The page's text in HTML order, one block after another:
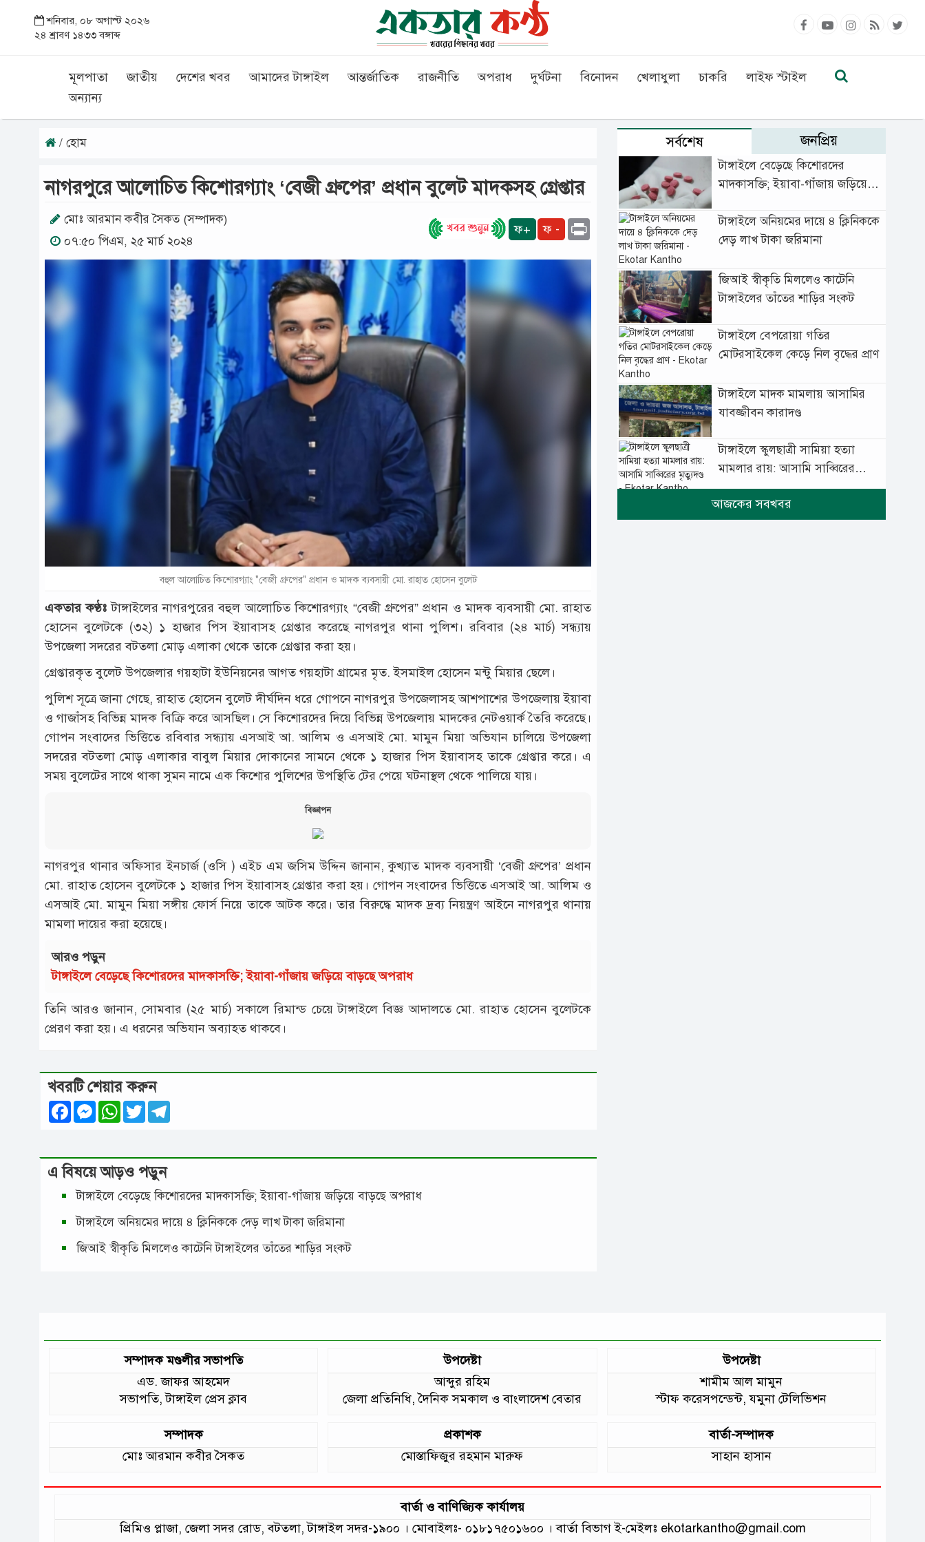
শনিবার, ০৮ অগাস্ট ২০২৬
২৪ শ্রাবণ ১৪৩৩ বঙ্গাব্দ
মূলপাতা জাতীয় দেশের খবর আমাদের টাঙ্গাইল আন্তর্জাতিক রাজনীতি অপরাধ দুর্ঘটনা বিনোদন খেলাধুলা চাকরি
লাইফ স্টাইল
অন্যান্য
/ হোম
নাগরপুরে আলোচিত কিশোরগ্যাং ‘বেজী গ্রুপের’ প্রধান বুলেট মাদকসহ গ্রেপ্তার
মোঃ আরমান কবীর সৈকত (সম্পাদক)
০৭:৫০ পিএম, ২৫ মার্চ ২০২৪
ফ+ ফ - Print
বহুল আলোচিত কিশোরগ্যাং "বেজী গ্রুপের" প্রধান ও মাদক ব্যবসায়ী মো. রাহাত হোসেন বুলেট
একতার কণ্ঠঃ টাঙ্গাইলের নাগরপুরের বহুল আলোচিত কিশোরগ্যাং “বেজী গ্রুপের” প্রধান ও মাদক ব্যবসায়ী মো. রাহাত
হোসেন বুলেটকে (৩২) ১ হাজার পিস ইয়াবাসহ গ্রেপ্তার করেছে নাগরপুর থানা পুলিশ। রবিবার (২৪ মার্চ) সন্ধ্যায়
উপজেলা সদরের বটতলা মোড় এলাকা থেকে তাকে গ্রেপ্তার করা হয়।
গ্রেপ্তারকৃত বুলেট উপজেলার গয়হাটা ইউনিয়নের আগত গয়হাটা গ্রামের মৃত. ইসমাইল হোসেন মন্টু মিয়ার ছেলে।
পুলিশ সূত্রে জানা গেছে, রাহাত হোসেন বুলেট দীর্ঘদিন ধরে গোপনে নাগরপুর উপজেলাসহ আশপাশের উপজেলায় ইয়াবা
ও গাজাঁসহ বিভিন্ন মাদক বিক্রি করে আসছিল। সে কিশোরদের দিয়ে বিভিন্ন উপজেলায় মাদকের নেটওয়ার্ক তৈরি করেছে।
গোপন সংবাদের ভিত্তিতে রবিবার সন্ধ্যায় এসআই আ. আলিম ও এসআই মো. মামুন মিয়া অভিযান চালিয়ে উপজেলা
সদরের বটতলা মোড় এলাকার বাবুল মিয়ার দোকানের সামনে থেকে ১ হাজার পিস ইয়াবাসহ তাকে গ্রেপ্তার করে। এ
সময় বুলেটের সাথে থাকা সুমন নামে এক কিশোর পুলিশের উপস্থিতি টের পেয়ে ঘটনাস্থল থেকে পালিয়ে যায়।
বিজ্ঞাপন
নাগরপুর থানার অফিসার ইনচার্জ (ওসি ) এইচ এম জসিম উদ্দিন জানান, কুখ্যাত মাদক ব্যবসায়ী ‘বেজী গ্রুপের’ প্রধান
মো. রাহাত হোসেন বুলেটকে ১ হাজার পিস ইয়াবাসহ গ্রেপ্তার করা হয়। গোপন সংবাদের ভিত্তিতে এসআই আ. আলিম ও
এসআই মো. মামুন মিয়া সঙ্গীয় ফোর্স নিয়ে তাকে আটক করে। তার বিরুদ্ধে মাদক দ্রব্য নিয়ন্ত্রণ আইনে নাগরপুর থানায়
মামলা দায়ের করা হয়েছে।
আরও পড়ুন
টাঙ্গাইলে বেড়েছে কিশোরদের মাদকাসক্তি; ইয়াবা-গাঁজায় জড়িয়ে বাড়ছে অপরাধ
তিনি আরও জানান, সোমবার (২৫ মার্চ) সকালে রিমান্ড চেয়ে টাঙ্গাইলে বিজ্ঞ আদালতে মো. রাহাত হোসেন বুলেটকে
প্রেরণ করা হয়। এ ধরনের অভিযান অব্যাহত থাকবে।
খবরটি শেয়ার করুন
FacebookMessenger
WhatsApp
Twitter
এ বিষয়ে আড়ও পড়ুন
টাঙ্গাইলে বেড়েছে কিশোরদের মাদকাসক্তি; ইয়াবা-গাঁজায় জড়িয়ে বাড়ছে অপরাধ
টাঙ্গাইলে অনিয়মের দায়ে ৪ ক্লিনিককে দেড় লাখ টাকা জরিমানা
জিআই স্বীকৃতি মিললেও কাটেনি টাঙ্গাইলের তাঁতের শাড়ির সংকট
সর্বশেষ জনপ্রিয়
টাঙ্গাইলে বেড়েছে কিশোরদের
মাদকাসক্তি; ইয়াবা-গাঁজায় জড়িয়ে
টাঙ্গাইলে অনিয়মের দায়ে ৪ ক্লিনিককে
দেড় লাখ টাকা জরিমানা
জিআই স্বীকৃতি মিললেও কাটেনি
টাঙ্গাইলের তাঁতের শাড়ির সংকট
টাঙ্গাইলে বেপরোয়া গতির
মোটরসাইকেল কেড়ে নিল বৃদ্ধের প্রাণ
টাঙ্গাইলে মাদক মামলায় আসামির
যাবজ্জীবন কারাদণ্ড
টাঙ্গাইলে স্কুলছাত্রী সামিয়া হত্যা
মামলার রায়: আসামি সাব্বিরের
মৃত্যুদণ্ড
টানা বৃষ্টিতে টাঙ্গাইলে বিপর্যস্ত
সম্পাদক মণ্ডলীর সভাপতি
এড. জাফর আহমেদ
সভাপতি, টাঙ্গাইল প্রেস ক্লাব
উপদেষ্টা
আব্দুর রহিম
জেলা প্রতিনিধি, দৈনিক সমকাল ও বাংলাদেশ বেতার
উপদেষ্টা
শামীম আল মামুন
স্টাফ করেসপন্ডেন্ট, যমুনা টেলিভিশন
সম্পাদক
মোঃ আরমান কবীর সৈকত
প্রকাশক
মোস্তাফিজুর রহমান মারুফ
বার্তা-সম্পাদক
সাহান হাসান
বার্তা ও বাণিজ্যিক কার্যালয়
প্রিমিও প্লাজা, জেলা সদর রোড, বটতলা, টাঙ্গাইল সদর-১৯০০ । মোবাইলঃ- ০১৮১৭৫০১৬০০ । বার্তা বিভাগ ই-মেইলঃ ekotarkantho@gmail.com